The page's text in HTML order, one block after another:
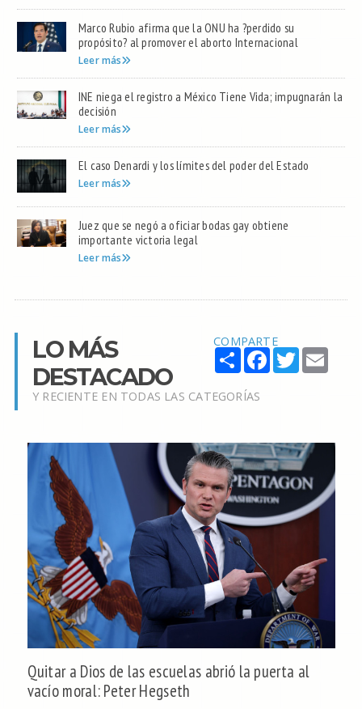
Marco Rubio afirma que la ONU ha ?perdido su
propósito? al promover el aborto Internacional
Leer más
INE niega el registro a México Tiene Vida; impugnarán la
decisión
Leer más
El caso Denardi y los límites del poder del Estado
Leer más
Juez que se negó a oficiar bodas gay obtiene
importante victoria legal
Leer más
COMPARTE
SHAREFACEBOOK
TWITTER
LO MÁS
DESTACADO
Y RECIENTE EN TODAS LAS CATEGORÍAS
Quitar a Dios de las escuelas abrió la puerta al
vacío moral: Peter Hegseth